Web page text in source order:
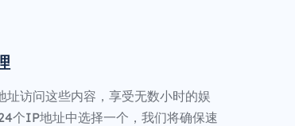
址访问这些内容，享受无数小时的娱
个IP地址中选择一个，我们将确保速